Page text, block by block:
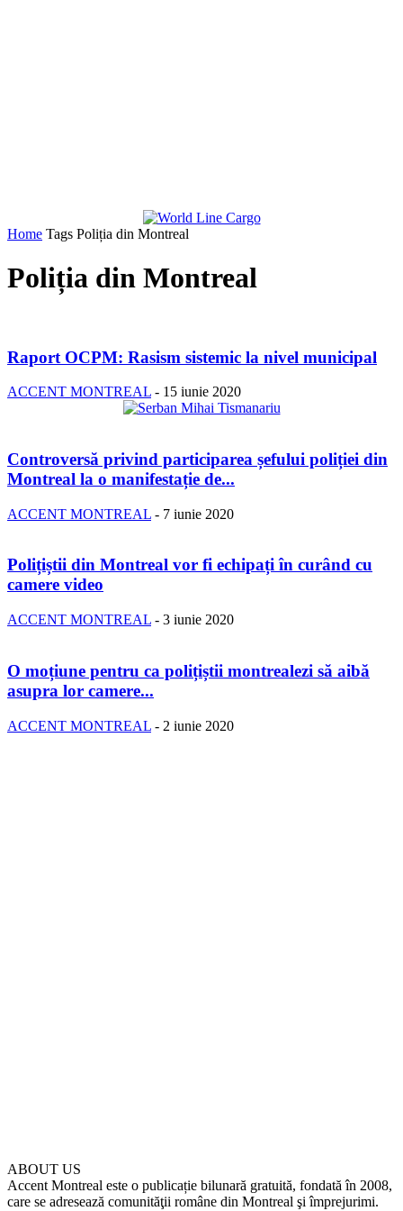
Home Tags Poliția din Montreal
Poliția din Montreal
Raport OCPM: Rasism sistemic la nivel municipal
ACCENT MONTREAL - 15 iunie 2020
Controversă privind participarea șefului poliției din
Montreal la o manifestație de...
ACCENT MONTREAL - 7 iunie 2020
Polițiștii din Montreal vor fi echipați în curând cu
camere video
ACCENT MONTREAL - 3 iunie 2020
O moțiune pentru ca polițiștii montrealezi să aibă
asupra lor camere...
ACCENT MONTREAL - 2 iunie 2020
ABOUT US
Accent Montreal este o publicație bilunară gratuită, fondată în 2008,
care se adresează comunităţii române din Montreal şi împrejurimi.